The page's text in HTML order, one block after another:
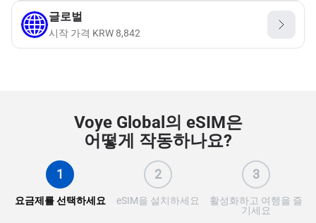
글로벌
시작 가격 KRW8,842
Voye Global의 eSIM은
어떻게 작동하나요?
1
요금제를 선택하세요
2
eSIM을 설치하세요
3
활성화하고 여행을 즐
기세요